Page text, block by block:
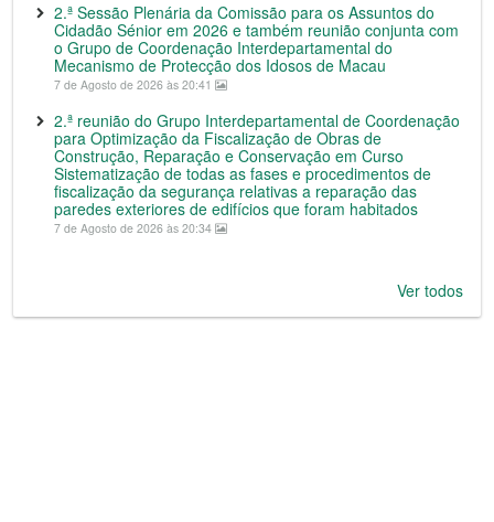
2.ª Sessão Plenária da Comissão para os Assuntos do
Cidadão Sénior em 2026 e também reunião conjunta com
o Grupo de Coordenação Interdepartamental do
Mecanismo de Protecção dos Idosos de Macau
7 de Agosto de 2026 às 20:41
2.ª reunião do Grupo Interdepartamental de Coordenação
para Optimização da Fiscalização de Obras de
Construção, Reparação e Conservação em Curso
Sistematização de todas as fases e procedimentos de
fiscalização da segurança relativas a reparação das
paredes exteriores de edifícios que foram habitados
7 de Agosto de 2026 às 20:34
Ver todos